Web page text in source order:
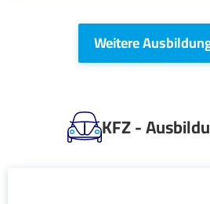
Weitere
KFZ -